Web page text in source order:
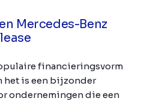
Mercedes-Benz
financieringsvorm
het is een bijzonder
ondernemingen die een